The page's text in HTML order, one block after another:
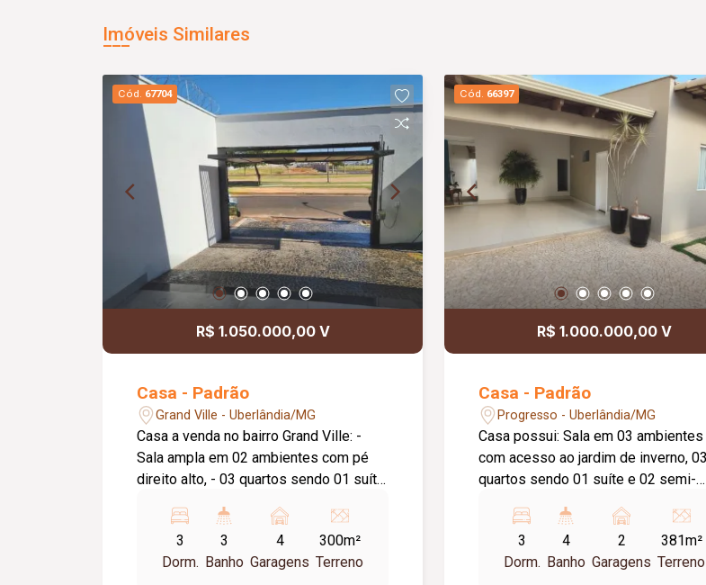
Imóveis Similares
Cód. 67704
R$ 1.050.000,00 V
Casa - Padrão
Grand Ville - Uberlândia/MG
Casa a venda no bairro Grand Ville: -
Sala ampla em 02 ambientes com pé
direito alto, - 03 quartos sendo 01 suíte,
Lavanderia, - Espaço gourmet com
churrasqueira, pia, lavabo, área verde, -
Fino acabamento com piso em
3
Dorm.
3
Banho
4
Garagens
300m²
Terreno
Cód. 66397
R$ 1.000.000,00 V
Casa - Padrão
Progresso - Uberlândia/MG
Casa possui: Sala em 03 ambientes
com acesso ao jardim de inverno, 03
quartos sendo 01 suíte e 02 semi-
entrada independente na garagem,
cozinha com móveis planejados,
lavanderia, garagem coberta para 02
3
Dorm.
4
Banho
2
Garagens
381m²
Terreno